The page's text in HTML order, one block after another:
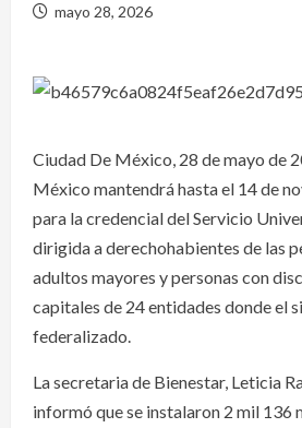
mayo 28, 2026
Ciudad De México, 28 de mayo de
México mantendrá hasta el 14 de
para la credencial del Servicio
dirigida a derechohabientes de las
adultos mayores y personas con
capitales de 24 entidades donde el
federalizado.
La secretaria de Bienestar, Leticia
informó que se instalaron 2 mil 136